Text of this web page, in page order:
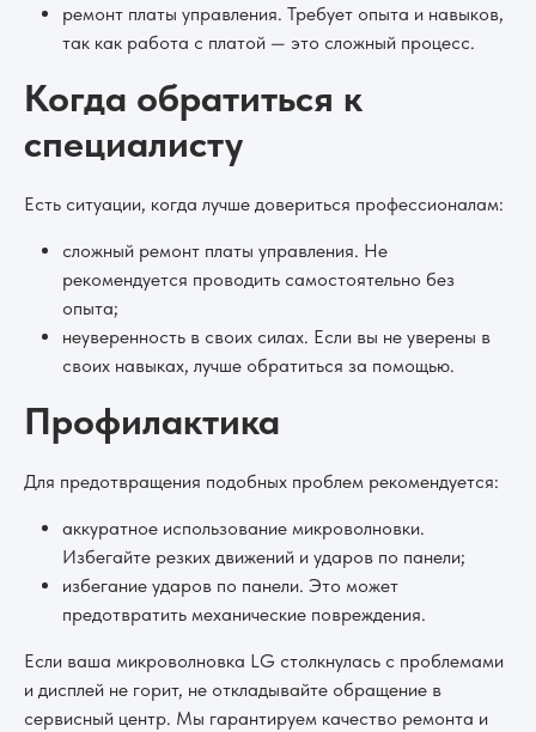
ремонт платы управления. Требует опыта и навыков,
так как работа с платой — это сложный процесс.
Когда обратиться к
специалисту
Есть ситуации, когда лучше довериться профессионалам:
сложный ремонт платы управления. Не
рекомендуется проводить самостоятельно без
опыта;
неуверенность в своих силах. Если вы не уверены в
своих навыках, лучше обратиться за помощью.
Профилактика
Для предотвращения подобных проблем рекомендуется:
аккуратное использование микроволновки.
Избегайте резких движений и ударов по панели;
избегание ударов по панели. Это может
предотвратить механические повреждения.
Если ваша микроволновка LG столкнулась с проблемами
и дисплей не горит, не откладывайте обращение в
сервисный центр. Мы гарантируем качество ремонта и